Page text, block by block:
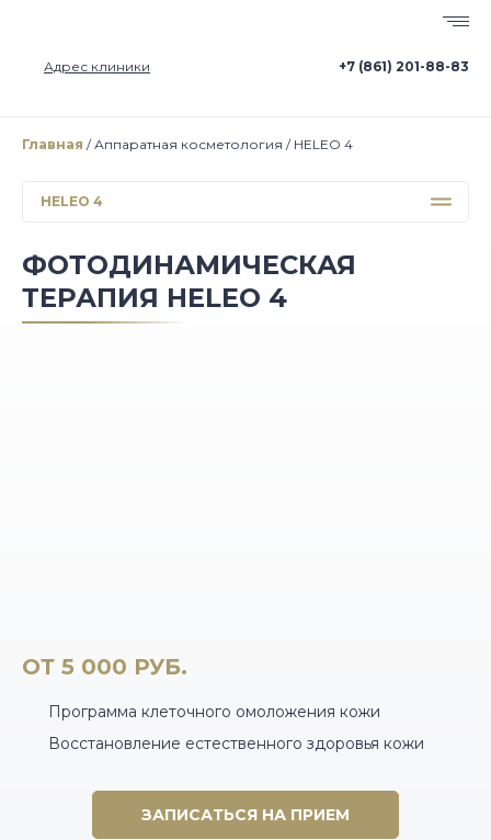
Адрес клиники +7 (861) 201-88-83
Главная Аппаратная косметология HELEO 4
HELEO 4
АКВАПИЛИНГ AQUA PEEL
УЛЬТРАФОНОФОРЕЗ
МИКРОТОКОВАЯ ТЕРАПИЯ
ФОТОДИНАМИЧЕСКАЯ
ТЕРАПИЯ HELEO 4
ОТ 5 000 РУБ.
Программа клеточного омоложения кожи
Восстановление естественного здоровья кожи
ЗАПИСАТЬСЯ НА ПРИЕМ